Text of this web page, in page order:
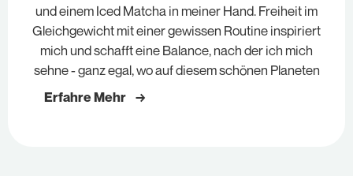
und einem Iced Matcha in meiner Hand. Freiheit im
Gleichgewicht mit einer gewissen Routine inspiriert
mich und schafft eine Balance, nach der ich mich
sehne - ganz egal, wo auf diesem schönen Planeten
Erfahre Mehr →